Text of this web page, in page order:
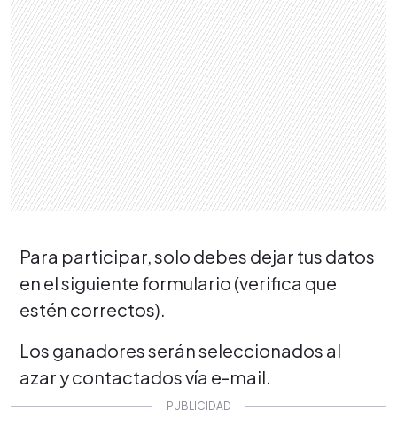
Para participar, solo debes dejar tus datos
en el siguiente formulario (verifica que
estén correctos).
Los ganadores serán seleccionados al
azar y contactados vía e-mail.